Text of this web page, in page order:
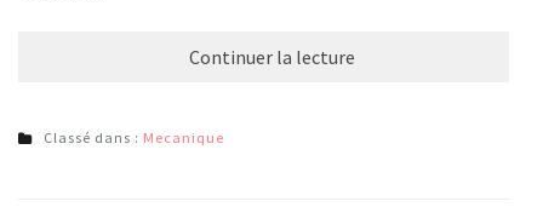
Continuer la lecture
Classé dans : Mecanique